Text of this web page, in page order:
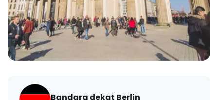
Bandara dekat Berlin